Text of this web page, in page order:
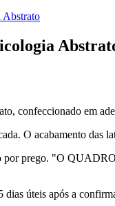
Abstrato
confeccionado em
O acabamento
por prego. "O
úteis após a